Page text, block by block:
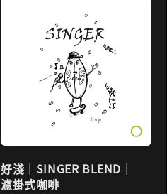
好淺｜SINGER BLEND｜
濾掛式咖啡